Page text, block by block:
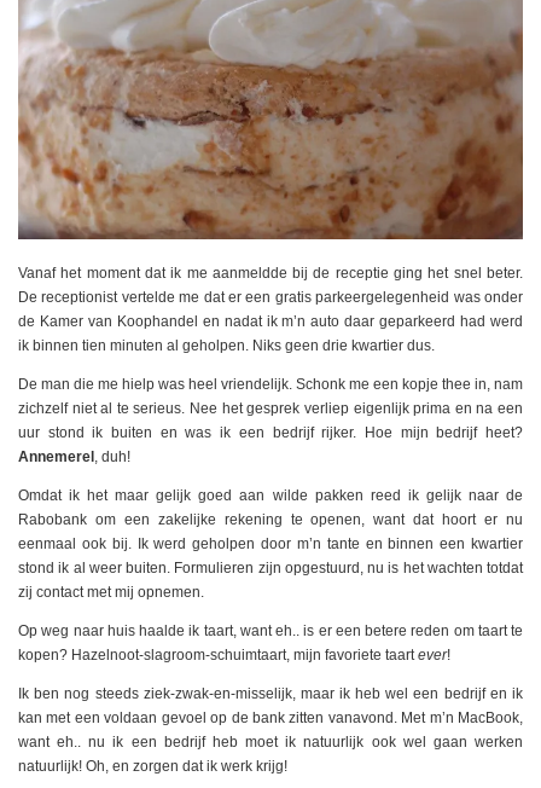
Vanaf het moment dat ik me aanmeldde bij de receptie ging het snel beter.
De receptionist vertelde me dat er een gratis parkeergelegenheid was onder
de Kamer van Koophandel en nadat ik m’n auto daar geparkeerd had werd
ik binnen tien minuten al geholpen. Niks geen drie kwartier dus.
De man die me hielp was heel vriendelijk. Schonk me een kopje thee in, nam
zichzelf niet al te serieus. Nee het gesprek verliep eigenlijk prima en na een
uur stond ik buiten en was ik een bedrijf rijker. Hoe mijn bedrijf heet?
Annemerel , duh!
Omdat ik het maar gelijk goed aan wilde pakken reed ik gelijk naar de
Rabobank om een zakelijke rekening te openen, want dat hoort er nu
eenmaal ook bij. Ik werd geholpen door m’n tante en binnen een kwartier
stond ik al weer buiten. Formulieren zijn opgestuurd, nu is het wachten totdat
zij contact met mij opnemen.
Op weg naar huis haalde ik taart, want eh.. is er een betere reden om taart te
kopen? Hazelnoot-slagroom-schuimtaart, mijn favoriete taart ever!
Ik ben nog steeds ziek-zwak-en-misselijk, maar ik heb wel een bedrijf en ik
kan met een voldaan gevoel op de bank zitten vanavond. Met m’n MacBook,
want eh.. nu ik een bedrijf heb moet ik natuurlijk ook wel gaan werken
natuurlijk! Oh, en zorgen dat ik werk krijg!